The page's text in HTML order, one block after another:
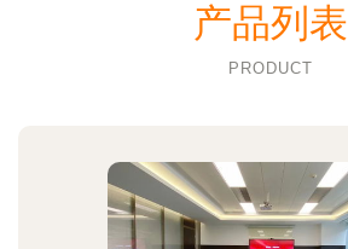
产品列表
PRODUCT